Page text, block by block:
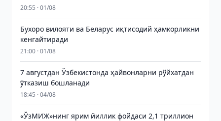
20:55 · 01/08
Бухоро вилояти ва Беларус иқтисодий ҳамкорликни
кенгайтиради
21:00 · 01/08
7 августдан Ўзбекистонда ҳайвонларни рўйхатдан
ўтказиш бошланади
18:45 · 04/08
«ЎзМИЖ»нинг ярим йиллик фойдаси 2,1 триллион